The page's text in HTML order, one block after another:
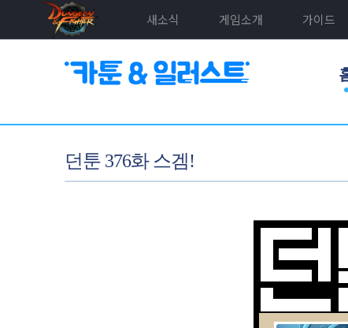
새소식 게임소개 가이드
던툰 376화 스겜!